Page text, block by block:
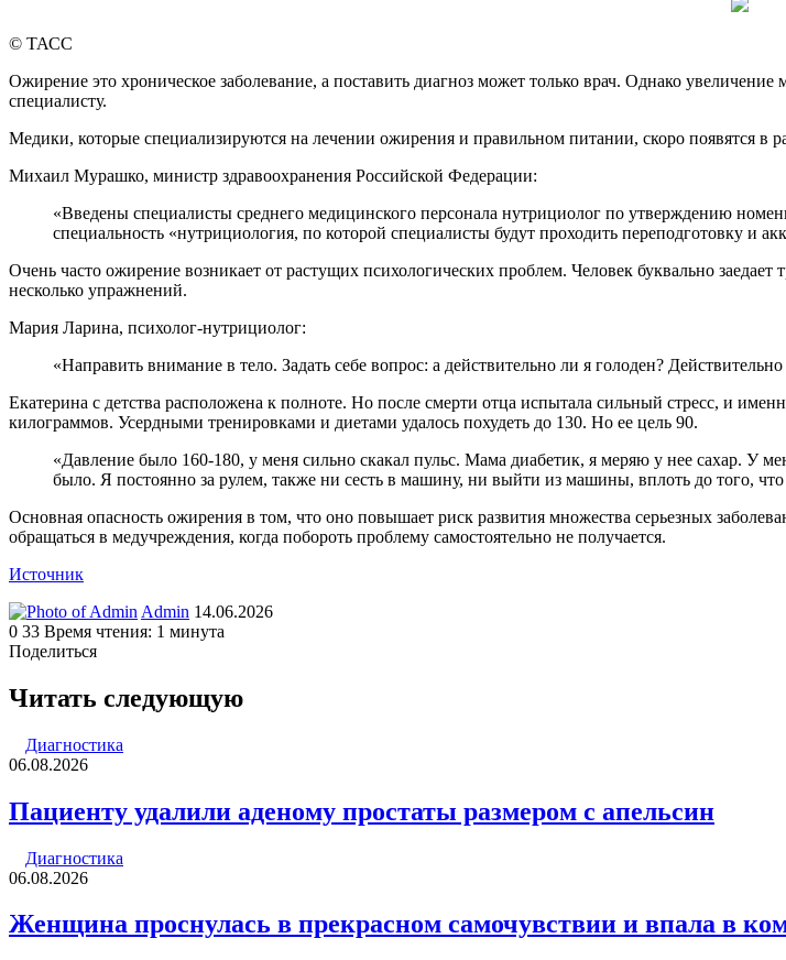
© ТАСС
Ожирение это хроническое заболевание, а поставить диагноз может только врач. Однако
специалисту.
Медики, которые специализируются на лечении ожирения и правильном питании, скоро появятся в
Михаил Мурашко, министр здравоохранения Российской Федерации:
«Введены специалисты среднего медицинского персонала нутрициолог по утверждению
специальность «нутрициология, по которой специалисты будут проходить переподготовку и
Очень часто ожирение возникает от растущих психологических проблем. Человек буквально
несколько упражнений.
Мария Ларина, психолог-нутрициолог:
«Направить внимание в тело. Задать себе вопрос: а действительно ли я голоден?
Екатерина с детства расположена к полноте. Но после смерти отца испытала сильный стресс, и
килограммов. Усердными тренировками и диетами удалось похудеть до 130. Но ее цель 90.
«Давление было 160-180, у меня сильно скакал пульс. Мама диабетик, я меряю у нее сахар. У
было. Я постоянно за рулем, также ни сесть в машину, ни выйти из машины, вплоть до того, что
Основная опасность ожирения в том, что оно повышает риск развития множества серьезных
обращаться в медучреждения, когда побороть проблему самостоятельно не получается.
Источник
Admin Send
an
14.06.2026
0 33 Время чтения: 1 минута
Поделиться
через
электронную
Читать следующую
Диагностика
06.08.2026
Пациенту удалили аденому простаты размером с апельсин
Диагностика
06.08.2026
Женщина проснулась в прекрасном самочувствии и впала в